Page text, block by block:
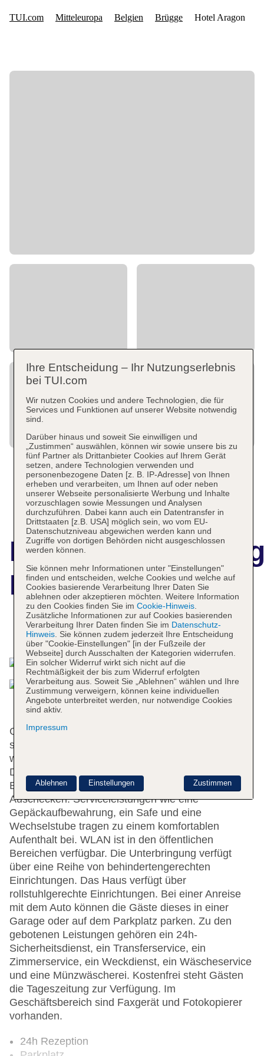
Hotel Aragon
Das bietet Ihre Unterkunft
Gerne heißt das Hotel die Gäste in einem 3-
stöckigen Haus mit einem Aufzug und 42 Zimmern
willkommen. Mehrsprachiges Personal (Englisch,
Deutsch, Französisch) an der Rezeption im
Empfangsbereich steht zur Seite beim Ein- und
Auschecken. Serviceleistungen wie eine
Gepäckaufbewahrung, ein Safe und eine
Wechselstube tragen zu einem komfortablen
Aufenthalt bei. WLAN ist in den öffentlichen
Bereichen verfügbar. Die Unterbringung verfügt
über eine Reihe von behindertengerechten
Einrichtungen. Das Haus verfügt über
rollstuhlgerechte Einrichtungen. Bei einer Anreise
mit dem Auto können die Gäste dieses in einer
Garage oder auf dem Parkplatz parken. Zu den
gebotenen Leistungen gehören ein 24h-
Sicherheitsdienst, ein Transferservice, ein
Zimmerservice, ein Weckdienst, ein Wäscheservice
und eine Münzwäscherei. Kostenfrei steht Gästen
die Tageszeitung zur Verfügung. Im
Geschäftsbereich sind Faxgerät und Fotokopierer
vorhanden.
24h Rezeption
Ihre Entscheidung – Ihr Nutzungserlebnis
bei TUI.com
Wir nutzen Cookies und andere Technologien, die für
Services und Funktionen auf unserer Website notwendig
sind.
Darüber hinaus und soweit Sie einwilligen und
„Zustimmen“ auswählen, können wir sowie unsere bis zu
fünf Partner als Drittanbieter Cookies auf Ihrem Gerät
setzen, andere Technologien verwenden und
personenbezogene Daten [z. B. IP-Adresse] von Ihnen
erheben und verarbeiten, um Ihnen auf oder neben
unserer Webseite personalisierte Werbung und Inhalte
vorzuschlagen sowie Messungen und Analysen
durchzuführen. Dabei kann auch ein Datentransfer in
Drittstaaten [z.B. USA] möglich sein, wo vom EU-
Datenschutzniveau abgewichen werden kann und
Zugriffe von dortigen Behörden nicht ausgeschlossen
werden können.
Sie können mehr Informationen unter "Einstellungen"
finden und entscheiden, welche Cookies und welche auf
Cookies basierende Verarbeitung Ihrer Daten Sie
ablehnen oder akzeptieren möchten. Weitere Information
zu den Cookies finden Sie im Cookie-Hinweis.
Zusätzliche Informationen zur auf Cookies basierenden
Verarbeitung Ihrer Daten finden Sie im Datenschutz-
Hinweis. Sie können zudem jederzeit Ihre Entscheidung
über "Cookie-Einstellungen" [in der Fußzeile der
Webseite] durch Ausschalten der Kategorien widerrufen.
Ein solcher Widerruf wirkt sich nicht auf die
Rechtmäßigkeit der bis zum Widerruf erfolgten
Verarbeitung aus. Soweit Sie „Ablehnen“ wählen und Ihre
Zustimmung verweigern, können keine individuellen
Angebote unterbreitet werden, nur notwendige Cookies
sind aktiv.
Impressum
Zustimmen
Ablehnen Einstellungen